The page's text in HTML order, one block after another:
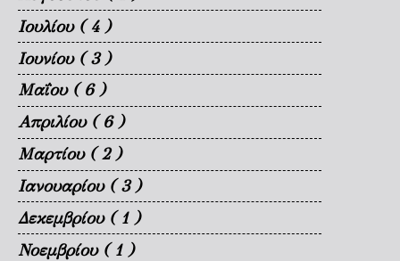
Ιουλίου ( 4 )
Ιουνίου ( 3 )
Μαΐου ( 6 )
Απριλίου ( 6 )
Μαρτίου ( 2 )
Ιανουαρίου ( 3 )
Δεκεμβρίου ( 1 )
Νοεμβρίου ( 1 )